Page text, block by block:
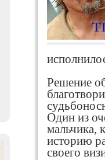
Решение
Один из
мальчика,
историю
своего